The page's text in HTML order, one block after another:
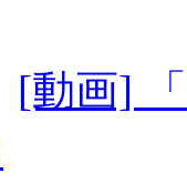
[動画]